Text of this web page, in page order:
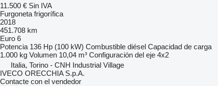
11.500 € Sin IVA
Furgoneta frigorífica
2018
451.708 km
Euro 6
Potencia 136 Hp (100 kW) Combustible diésel Capacidad de carga
1.000 kg Volumen 10,04 m³ Configuración del eje 4x2
Italia, Torino - CNH Industrial Village
IVECO ORECCHIA S.p.A.
Contacte con el vendedor